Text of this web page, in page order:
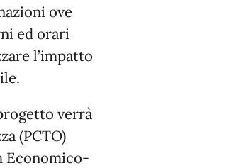
ove
ed orari
l’impatto
verrà
(PCTO)
Economico-